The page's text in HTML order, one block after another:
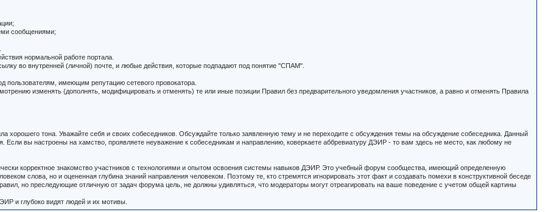
сообщениями;
нормальной работе портала.
во внутренней (личной) почте, и любые действия, которые подпадают под понятие "СПАМ".
пользователям, имеющим репутацию сетевого провокатора.
изменять (дополнять, модифицировать и отменять) те или иные позиции Правил без предварительного уведомления участников, а равно и отменять Правила
тона. Уважайте себя и своих собеседников. Обсуждайте только заявленную тему и не переходите с обсуждения темы на обсуждение собеседника. Данный
вы настроены на хамство, проявляете неуважение к собеседникам и направлению, коверкаете аббревиатуру ДЭИР - то вам здесь не место, как любому не
корректное знакомство участников с технологиями и опытом освоения системы навыков ДЭИР. Это учебный форум сообщества, имеющий определенную
слова, но и оцененная глубина знаний направления человеком. Поэтому те, кто стремятся игнорировать этот факт и создавать помехи в конструктивной беседе
но преследующие отличную от задач форума цель, не должны удивляться, что модераторы могут отреагировать на ваше поведение с учетом общей картины
и глубоко видят людей и их мотивы.